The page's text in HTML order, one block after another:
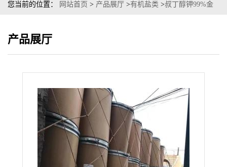
您当前的位置： 网站首页 > 产品展厅 >有机盐类 >叔丁醇钾99%金
产品展厅